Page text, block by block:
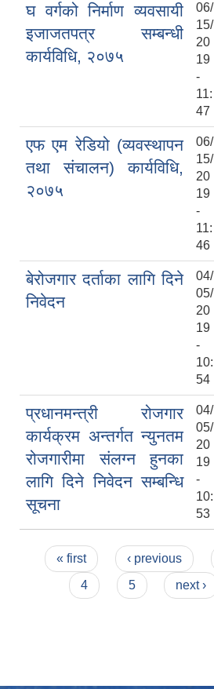
घ वर्गको निर्माण व्यवसायी
इजाजतपत्र सम्बन्धी
कार्यविधि, २०७५
06/
15/
20
19
-
11:
47
एफ एम रेडियो (व्यवस्थापन
तथा संचालन) कार्यविधि,
२०७५
06/
15/
20
19
-
11:
46
बेरोजगार दर्ताका लागि दिने
निवेदन
04/
05/
20
19
-
10:
54
प्रधानमन्त्री रोजगार
कार्यक्रम अन्तर्गत न्युनतम
रोजगारीमा संलग्न हुनका
लागि दिने निवेदन सम्बन्धि
सूचना
04/
05/
20
19
-
10:
53
Pages
« first ‹ previous
4
5 next ›